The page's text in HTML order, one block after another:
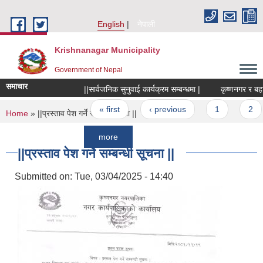
English
नेपाली
Krishnanagar Municipality
Government of Nepal
समाचार ||सार्वजनिक सुनुवाई कार्यक्रम सम्बन्धमा | कृष्णनगर र
Pages
« first ‹ previous
more
You are here
Home » ||प्रस्ताव पेश गर्ने सम्बन्धी सूचना ||
||प्रस्ताव पेश गर्ने सम्बन्धी सूचना ||
Submitted on: Tue, 03/04/2025 - 14:40